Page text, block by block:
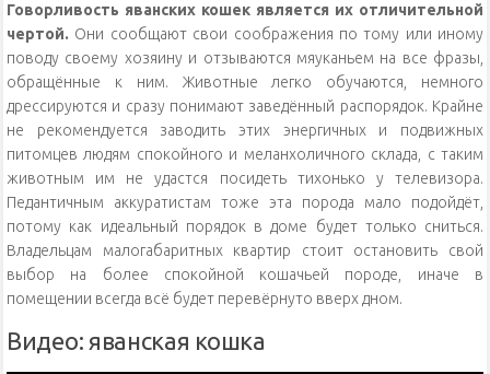
Говорливость яванских кошек является их отличительной
чертой. Они сообщают свои соображения по тому или иному
поводу своему хозяину и отзываются мяуканьем на все фразы,
обращённые к ним. Животные легко обучаются, немного
дрессируются и сразу понимают заведённый распорядок. Крайне
не рекомендуется заводить этих энергичных и подвижных
питомцев людям спокойного и меланхоличного склада, с таким
животным им не удастся посидеть тихонько у телевизора.
Педантичным аккуратистам тоже эта порода мало подойдёт,
потому как идеальный порядок в доме будет только сниться.
Владельцам малогабаритных квартир стоит остановить свой
выбор на более спокойной кошачьей породе, иначе в
помещении всегда всё будет перевёрнуто вверх дном.
Видео: яванская кошка